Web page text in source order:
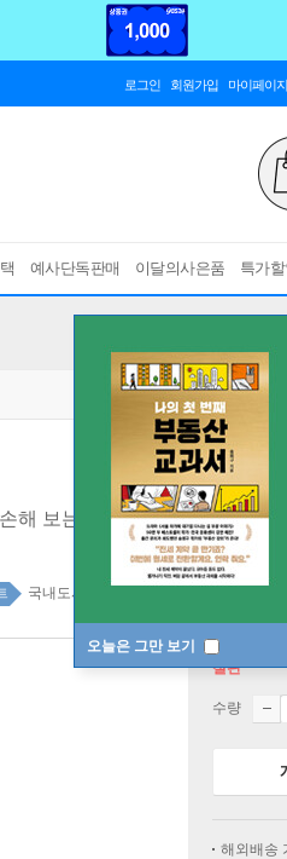
로그인 회원가입 마이페이지
예사단독판매 이달의사은품 특가할
오늘은 그만 보기
해 보는 당신을 위한 심리 수업
국내도서 top20 19주
절판
수량
해외배송